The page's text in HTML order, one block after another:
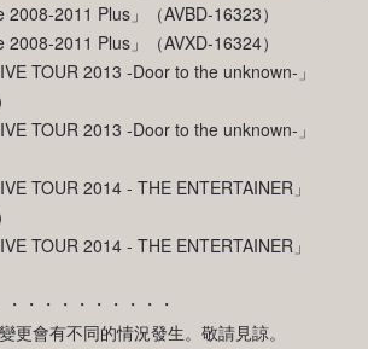
2008-2011 Plus」（AVBD-16323）
2008-2011 Plus」（AVXD-16324）
TOUR 2013 -Door to the unknown-」
TOUR 2013 -Door to the unknown-」
TOUR 2014 - THE ENTERTAINER」
TOUR 2014 - THE ENTERTAINER」
・・・・・・・・・
更會有不同的情況發生。敬請見諒。